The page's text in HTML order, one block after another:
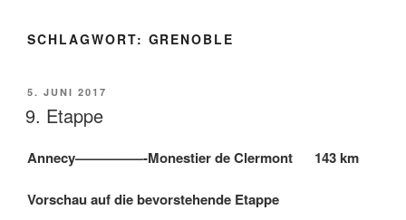
SCHLAGWORT: GRENOBLE
VERÖFFENTLICHT
AM
5. JUNI 2017
9. Etappe
Annecy—————-Monestier de Clermont 143 km
Vorschau auf die bevorstehende Etappe